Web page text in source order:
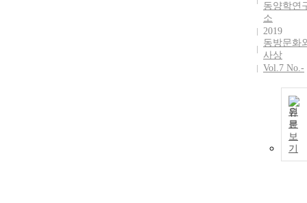
동양학연
소
2019
동방문화
사상
Vol.7 No.-
원
문
보
기